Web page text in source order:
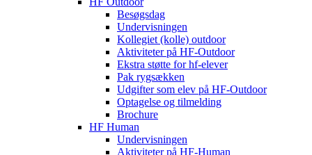
Besøgsdag
Undervisningen
Kollegiet (kolle) outdoor
Aktiviteter på HF-Outdoor
Ekstra støtte for hf-elever
Pak rygsækken
Udgifter som elev på HF-Outdoor
Optagelse og tilmelding
Brochure
HF Human
Undervisningen
Aktiviteter på HF-Human